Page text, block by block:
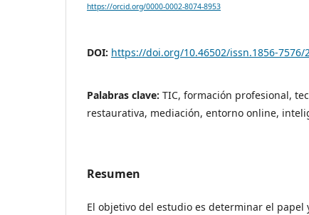
https://orcid.org/0000-0002-8074-8953
DOI: https://doi.org/10.46502/issn.1856-7576/
Palabras clave: TIC, formación profesional,
restaurativa, mediación, entorno online,
Resumen
El objetivo del estudio es determinar el papel